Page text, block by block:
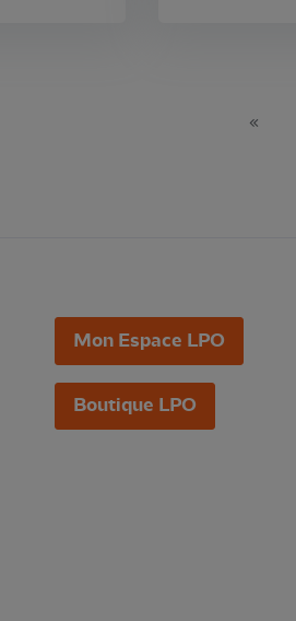
«
Mon Espace LPO
Boutique LPO